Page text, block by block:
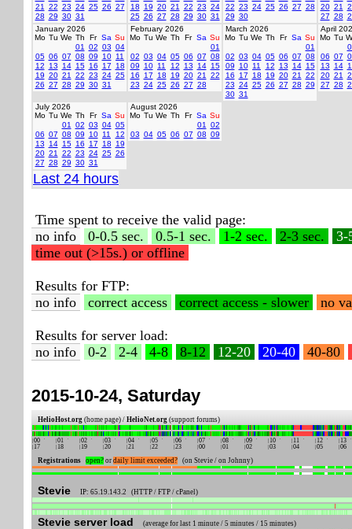
21
22 23 24 25 26 27
28 29 30 31
18
19 20 21 22 23 24
25 26 27 28 29 30 31
22 23 24 25 26 27 28
29 30
20 21
27 28
January 2026
Mo Tu We Th Fr Sa Su
01
02 03 04
05 06 07 08 09 10 11
12
13 14 15 16 17
18
19 20 21 22 23 24 25
26 27 28 29 30 31
February 2026
Mo Tu We Th Fr Sa Su
01
02 03 04 05 06 07 08
09
10 11 12 13 14 15
16
17 18 19 20 21
22
23 24 25 26 27 28
March 2026
Mo Tu We Th Fr Sa Su
01
02 03 04 05 06 07 08
09
10 11 12 13 14 15
16
17 18 19 20 21
22
23 24 25 26 27 28 29
30 31
April
Mo Tu
06 07
13
14
20 21
27 28
July 2026
Mo Tu We Th Fr Sa Su
01
02 03 04 05
06 07 08 09 10 11
12
13
14 15 16 17 18
19
20 21 22 23 24 25 26
27 28 29 30 31
August 2026
Mo Tu We Th Fr Sa Su
01
02
03 04 05 06 07 08 09
Last 24 hours
Time spent to receive the valid page:
no info
0-0.5 sec. 0.5-1 sec. 1-2 sec. 2-3 sec.
3-
time out (>15s.) or offline
Results for FTP:
no info
correct access correct access - slower no
Results for server load:
no info
0-2 2-4 4-8 8-12 12-20 20-40 40-80
2015-10-24, Saturday
HelioHost.org (home page) / HelioNet.org (support forums)
Registrations open? or daily limit exceeded? (on Stevie / on Johnny)
Stevie IP: 65.19.143.2 (HTTP / FTP / cPanel)
Stevie server load (average for last 1 minute / 5 minutes / 15 minutes)
00 01 02 03 04 05 06 07 08 09 10 11 12
13
17
18 19 20 21 22 23 00 01 02 03 04 05 06